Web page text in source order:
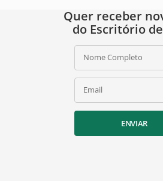
Quer receber
do Escritório
Nome Completo
Email
ENVIAR